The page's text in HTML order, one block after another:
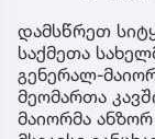
დამსწრეთ
საქმეთა
გენერალ-
მეომართა
მაიორმა